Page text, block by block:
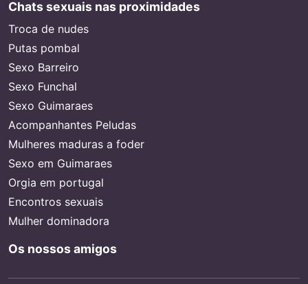
Chats sexuais nas proximidades
Troca de nudes
Putas pombal
Sexo Barreiro
Sexo Funchal
Sexo Guimaraes
Acompanhantes Peludas
Mulheres maduras a foder
Sexo em Guimaraes
Orgia em portugal
Encontros sexuais
Mulher dominadora
Os nossos amigos